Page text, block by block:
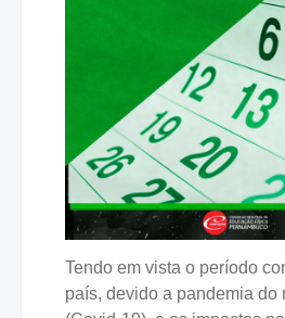
Tendo em vista o período
país, devido a pandemia do